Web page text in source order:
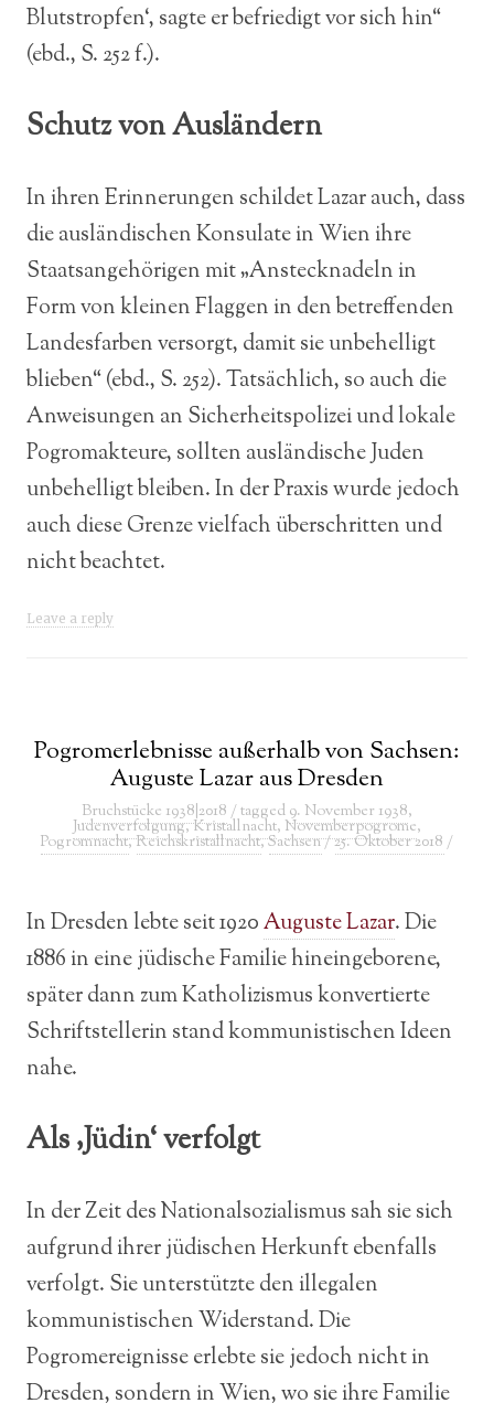
Blutstropfen‘, sagte er befriedigt vor sich hin“
(ebd., S. 252 f.).
Schutz von Ausländern
In ihren Erinnerungen schildet Lazar auch, dass
die ausländischen Konsulate in Wien ihre
Staatsangehörigen mit „Anstecknadeln in
Form von kleinen Flaggen in den betreffenden
Landesfarben versorgt, damit sie unbehelligt
blieben“ (ebd., S. 252). Tatsächlich, so auch die
Anweisungen an Sicherheitspolizei und lokale
Pogromakteure, sollten ausländische Juden
unbehelligt bleiben. In der Praxis wurde jedoch
auch diese Grenze vielfach überschritten und
nicht beachtet.
Leave a reply
Pogromerlebnisse außerhalb von Sachsen:
Auguste Lazar aus Dresden
Bruchstücke 1938|2018 / tagged 9. November 1938,
Judenverfolgung,Kristallnacht, Novemberpogrome,
Pogromnacht,Reichskristallnacht,Sachsen/25. Oktober 2018 /
In Dresden lebte seit 1920Auguste Lazar. Die
1886 in eine jüdische Familie hineingeborene,
später dann zum Katholizismus konvertierte
Schriftstellerin stand kommunistischen Ideen
nahe.
Als ‚Jüdin‘ verfolgt
In der Zeit des Nationalsozialismus sah sie sich
aufgrund ihrer jüdischen Herkunft ebenfalls
verfolgt. Sie unterstützte den illegalen
kommunistischen Widerstand. Die
Pogromereignisse erlebte sie jedoch nicht in
Dresden, sondern in Wien, wo sie ihre Familie